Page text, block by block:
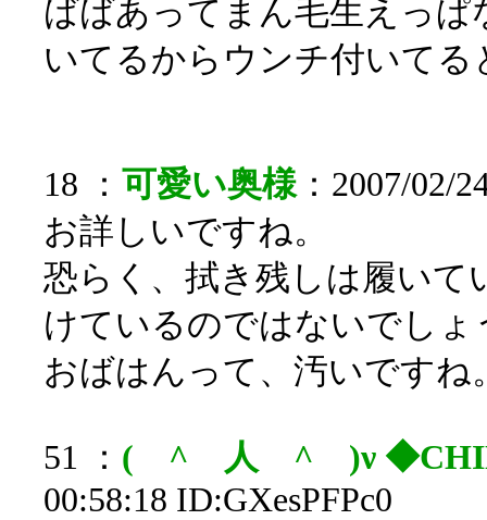
ばばあってまん毛生えっ
いてるからウンチ付いて
18 ： 可愛い奥様：2007/02/
お詳しいですね。
恐らく、拭き残しは履いて
けているのではないでしょ
おばはんって、汚いですね
51 ： ( ^ 人 ^ )ν
00:58:18 ID:GXesPFPc0